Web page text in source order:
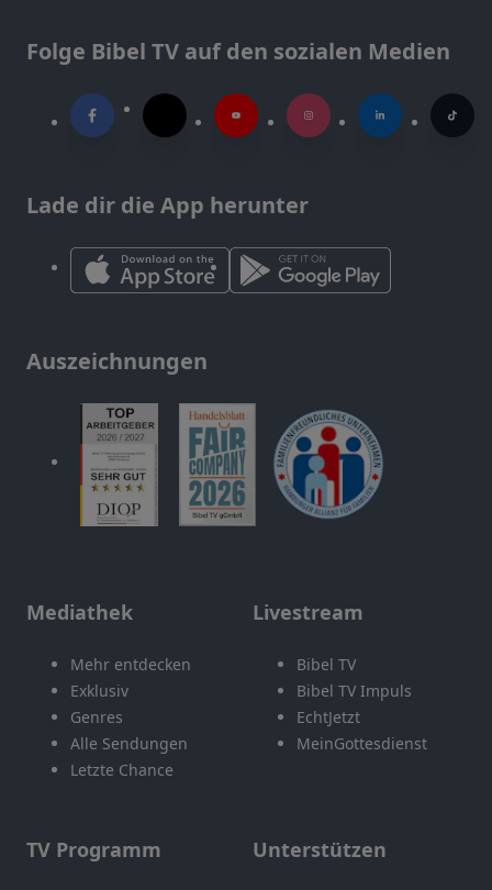
Folge Bibel TV auf den sozialen Medien
Lade dir die App herunter
Auszeichnungen
Mediathek
Mehr entdecken
Exklusiv
Genres
Alle Sendungen
Letzte Chance
Livestream
Bibel TV
Bibel TV Impuls
EchtJetzt
MeinGottesdienst
TV Programm Unterstützen